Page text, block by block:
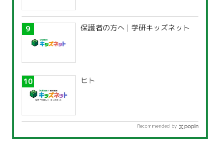
保護者の方へ | 学研キッズネット
ヒト
Recommended by